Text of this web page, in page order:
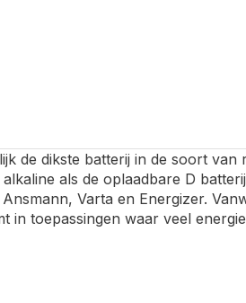
de dikste batterij in de soort van
als de oplaadbare D
Varta en Energizer.
in toepassingen waar veel